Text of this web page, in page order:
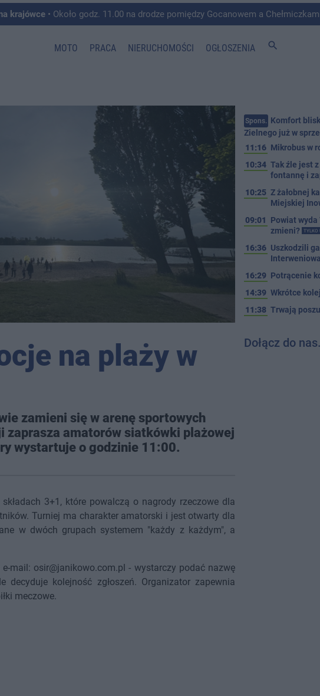
krajówce • Około godz. 11.00 na drodze pomiędzy Gocanowem a Chełmiczkami w gminie
MOTO PRACA NIERUCHOMOŚCI OGŁOSZENIA search
na plaży w
zamieni się w arenę sportowych
zaprasza amatorów siatkówki plażowej
wystartuje o godzinie 11:00.
3+1, które powalczą o nagrody rzeczowe dla
Turniej ma charakter amatorski i jest otwarty dla
w dwóch grupach systemem "każdy z każdym", a
mail: osir@janikowo.com.pl - wystarczy podać nazwę
kolejność zgłoszeń. Organizator zapewnia
meczowe.
Spons. Komfort
Zielnego już w
11:16 Mikrobus w
10:34 Tak źle jest
fontannę i
10:25 Z żałobnej
Miejskiej
09:01
Powiat wyda
zmieni?
TYLKO
16:36 Uszkodzili
16:29 Potrącenie
14:39 Wkrótce
11:38 Trwają
Dołącz do